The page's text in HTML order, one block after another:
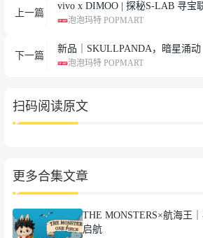
上一篇
vivo x DIMOO | 探秘S-LAB 寻宝
泡泡玛特 POPMART
下一篇
新品｜SKULLPANDA，暗星涌动
泡泡玛特 POPMART
扫码阅读原文
更多合集文章
THE MONSTERS×航海王
启航